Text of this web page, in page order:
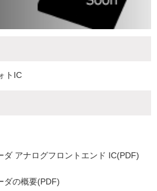
トIC
ダ アナログフロントエンド IC(PDF)
ダの概要(PDF)